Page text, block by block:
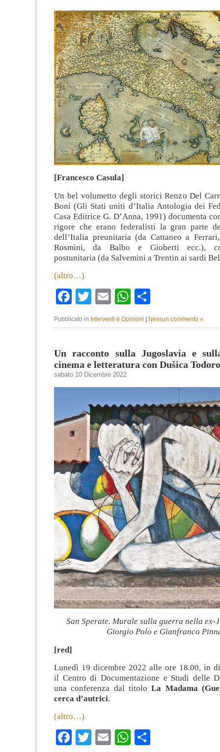
[Francesco Casula]
Un bel volumetto degli storici Renzo Del
Boni (Gli Stati uniti d’Italia Antologia dei
Casa Editrice G. D’Anna, 1991) documenta
rigore che erano federalisti la gran parte
dell’Italia preunitaria (da Cattaneo a
Rosmini, da Balbo e Gioberti ecc.),
postunitaria (da Salvemini a Trentin ai sardi
(altro…)
Facebook
TwitterEmailWhatsApp
Pubblicato in Interventi e Opinioni Nessun commento »
Un racconto sulla Jugoslavia e
cinema e letteratura con Dušica
sabato 10 Dicembre 2022
San Sperate. Murale sulla guerra nella ex-
Giorgio Polo e Gianfranco
[red]
Lunedì 19 dicembre 2022 alle ore 18.00, in
il Centro di Documentazione e Studi delle
una conferenza dal titolo La Madama
cerca d’autrici.
(altro…)
Facebook
TwitterEmailWhatsApp